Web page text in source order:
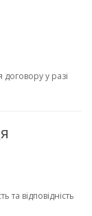
у разі
та відповідність